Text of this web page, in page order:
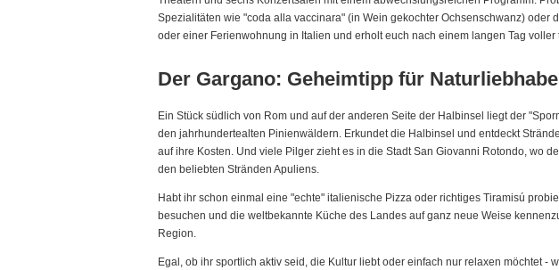
Spezialitäten wie "coda alla vaccinara" (in Wein gekochter Ochsenschwanz)
oder einer Ferienwohnung in Italien und erholt euch nach einem langen Tag
Der Gargano: Geheimtipp für
Ein Stück südlich von Rom und auf der anderen Seite der Halbinsel liegt der
den jahrhundertealten Pinienwäldern. Erkundet die Halbinsel und entdeckt
auf ihre Kosten. Und viele Pilger zieht es in die Stadt San Giovanni Rotondo, wo
den beliebten Stränden Apuliens.
Habt ihr schon einmal eine "echte" italienische Pizza oder richtiges Tiramisú
besuchen und die weltbekannte Küche des Landes auf ganz neue Weise
Region.
Egal, ob ihr sportlich aktiv seid, die Kultur liebt oder einfach nur relaxen möchtet